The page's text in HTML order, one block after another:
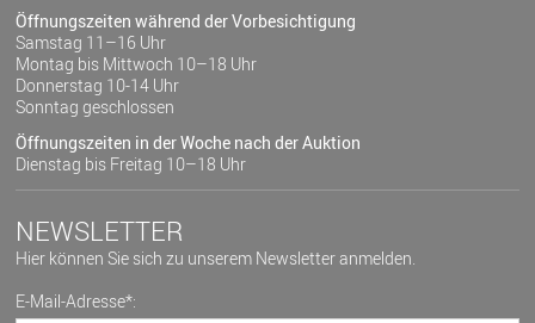
Öffnungszeiten während der Vorbesichtigung
Samstag 11–16 Uhr
Montag bis Mittwoch 10–18 Uhr
Donnerstag 10-14 Uhr
Sonntag geschlossen
Öffnungszeiten in der Woche nach der Auktion
Dienstag bis Freitag 10–18 Uhr
NEWSLETTER
Hier können Sie sich zu unserem Newsletter anmelden.
E-Mail-Adresse*: